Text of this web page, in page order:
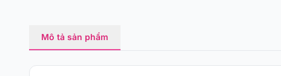
Mô tả sản phẩm